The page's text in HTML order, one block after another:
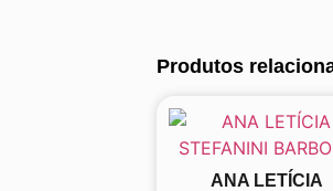
Produtos
ANA LETÍCIA